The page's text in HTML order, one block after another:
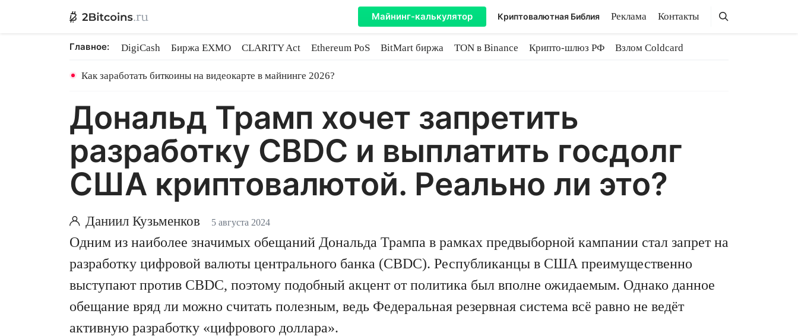
Майнинг-калькулятор Криптовалютная Библия Реклама Контакты Поиск
Поиск
Главное: DigiCash Биржа EXMO CLARITY Act Ethereum PoS BitMart биржа TON в Binance Крипто-шлюз РФ
Взлом Coldcard
Как заработать биткоины на видеокарте в майнинге 2026?
Дональд Трамп хочет запретить
разработку CBDC и выплатить госдолг
США криптовалютой. Реально ли это?
Даниил Кузьменков 5 августа 2024
Одним из наиболее значимых обещаний Дональда Трампа в рамках предвыборной кампании стал запрет на
разработку цифровой валюты центрального банка (CBDC). Республиканцы в США преимущественно
выступают против CBDC, поэтому подобный акцент от политика был вполне ожидаемым. Однако данное
обещание вряд ли можно считать полезным, ведь Федеральная резервная система всё равно не ведёт
активную разработку «цифрового доллара».